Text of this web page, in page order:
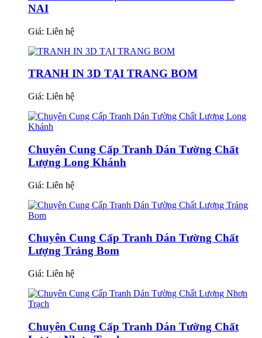
NAI
Giá: Liên hệ
TRANH IN 3D TẠI TRANG BOM
Giá: Liên hệ
Chuyên Cung Cấp Tranh Dán Tường Chất
Lượng Long Khánh
Giá: Liên hệ
Chuyên Cung Cấp Tranh Dán Tường Chất
Lượng Trảng Bom
Giá: Liên hệ
Chuyên Cung Cấp Tranh Dán Tường Chất